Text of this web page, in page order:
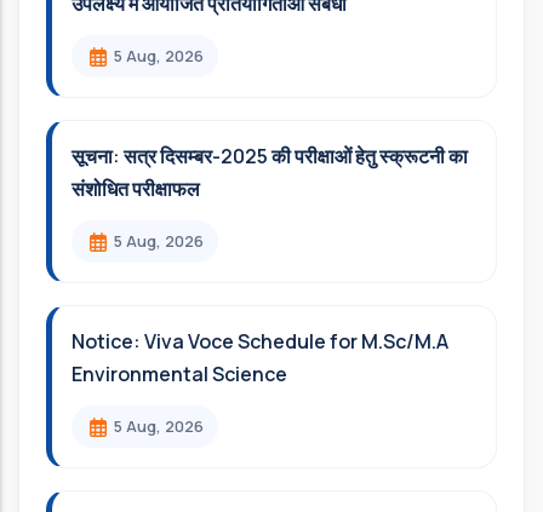
5 Aug, 2026
सूचना: सत्र दिसम्‍बर-2025 की परीक्षाओं हेतु स्क्रूटनी का
संशोधित परीक्षाफल
5 Aug, 2026
Notice: Viva Voce Schedule for M.Sc/M.A
Environmental Science
5 Aug, 2026